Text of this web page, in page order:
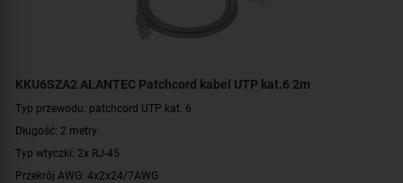
KKU6SZA2 ALANTEC Patchcord kabel UTP kat.6 2m
Typ przewodu: patchcord UTP kat. 6
Długość: 2 metry
Typ wtyczki: 2x RJ-45
Przekrój AWG: 4x2x24/7AWG